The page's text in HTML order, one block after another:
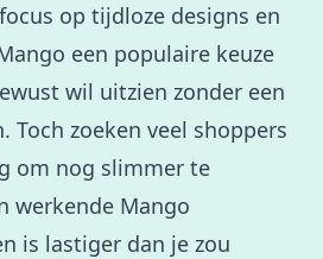
op tijdloze designs en
een populaire keuze
wil uitzien zonder een
zoeken veel shoppers
om nog slimmer te
werkende Mango
is lastiger dan je zou